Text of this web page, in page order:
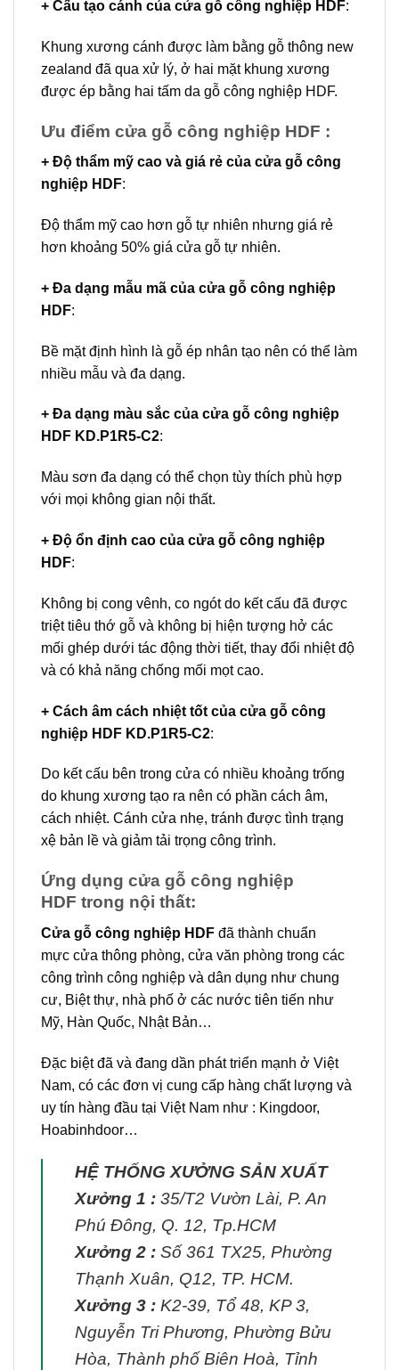
+ Cấu tạo cánh của cửa gỗ công nghiệp HDF:
Khung xương cánh được làm bằng gỗ thông new
zealand đã qua xử lý, ở hai mặt khung xương
được ép bằng hai tấm da gỗ công nghiệp HDF.
Ưu điểm cửa gỗ công nghiệp HDF :
+ Độ thẩm mỹ cao và giá rẻ của cửa gỗ công
nghiệp HDF:
Độ thẩm mỹ cao hơn gỗ tự nhiên nhưng giá rẻ
hơn khoảng 50% giá cửa gỗ tự nhiên.
+ Đa dạng mẫu mã của cửa gỗ công nghiệp
HDF:
Bề mặt định hình là gỗ ép nhân tạo nên có thể làm
nhiều mẫu và đa dạng.
+ Đa dạng màu sắc của cửa gỗ công nghiệp
HDF KD.P1R5-C2:
Màu sơn đa dạng có thể chọn tùy thích phù hợp
với mọi không gian nội thất.
+ Độ ổn định cao của cửa gỗ công nghiệp
HDF:
Không bị cong vênh, co ngót do kết cấu đã được
triệt tiêu thớ gỗ và không bị hiện tượng hở các
mối ghép dưới tác động thời tiết, thay đổi nhiệt độ
và có khả năng chống mối mọt cao.
+ Cách âm cách nhiệt tốt của cửa gỗ công
nghiệp HDF KD.P1R5-C2:
Do kết cấu bên trong cửa có nhiều khoảng trống
do khung xương tạo ra nên có phần cách âm,
cách nhiệt. Cánh cửa nhẹ, tránh được tình trạng
xệ bản lề và giảm tải trọng công trình.
Ứng dụng cửa gỗ công nghiệp
HDF trong nội thất:
Cửa gỗ công nghiệp HDF đã thành chuẩn
mực cửa thông phòng, cửa văn phòng trong các
công trình công nghiệp và dân dụng như chung
cư, Biệt thự, nhà phố ở các nước tiên tiến như
Mỹ, Hàn Quốc, Nhật Bản…
Đặc biệt đã và đang dần phát triển mạnh ở Việt
Nam, có các đơn vị cung cấp hàng chất lượng và
uy tín hàng đầu tại Việt Nam như : Kingdoor,
Hoabinhdoor…
HỆ THỐNG XƯỞNG SẢN XUẤT
Xưởng 1 : 35/T2 Vườn Lài, P. An
Phú Đông, Q. 12, Tp.HCM
Xưởng 2 : Số 361 TX25, Phường
Thạnh Xuân, Q12, TP. HCM.
Xưởng 3 : K2-39, Tổ 48, KP 3,
Nguyễn Tri Phương, Phường Bửu
Hòa, Thành phố Biên Hoà, Tỉnh